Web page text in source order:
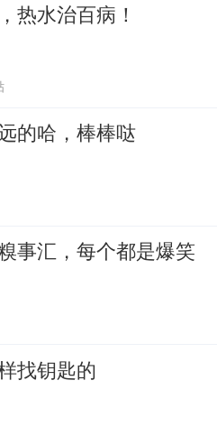
热水治百病！
的哈，棒棒哒
事汇，每个都是爆笑
找钥匙的